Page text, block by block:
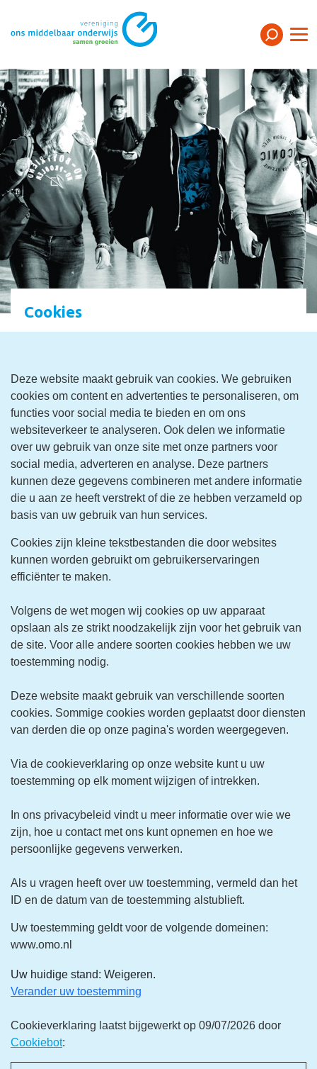
Cookies
Deze website maakt gebruik van cookies. We gebruiken
cookies om content en advertenties te personaliseren, om
functies voor social media te bieden en om ons
websiteverkeer te analyseren. Ook delen we informatie
over uw gebruik van onze site met onze partners voor
social media, adverteren en analyse. Deze partners
kunnen deze gegevens combineren met andere informatie
die u aan ze heeft verstrekt of die ze hebben verzameld op
basis van uw gebruik van hun services.
Cookies zijn kleine tekstbestanden die door websites
kunnen worden gebruikt om gebruikerservaringen
efficiënter te maken.
Volgens de wet mogen wij cookies op uw apparaat
opslaan als ze strikt noodzakelijk zijn voor het gebruik van
de site. Voor alle andere soorten cookies hebben we uw
toestemming nodig.
Deze website maakt gebruik van verschillende soorten
cookies. Sommige cookies worden geplaatst door diensten
van derden die op onze pagina's worden weergegeven.
Via de cookieverklaring op onze website kunt u uw
toestemming op elk moment wijzigen of intrekken.
In ons privacybeleid vindt u meer informatie over wie we
zijn, hoe u contact met ons kunt opnemen en hoe we
persoonlijke gegevens verwerken.
Als u vragen heeft over uw toestemming, vermeld dan het
ID en de datum van de toestemming alstublieft.
Uw toestemming geldt voor de volgende domeinen:
www.omo.nl
Uw huidige stand: Weigeren.
Verander uw toestemming
Cookieverklaring laatst bijgewerkt op 09/07/2026 door
Cookiebot: